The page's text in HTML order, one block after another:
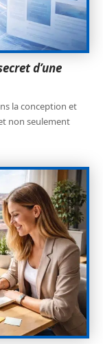
d’une
la conception et
non seulement